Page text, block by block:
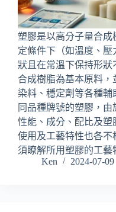
塑膠是以高分子量合
定條件下（如溫度、
狀且在常溫下保持形狀
合成樹脂為基本原料，
染料、穩定劑等各種
同品種牌號的塑膠，
性能、成分、配比及
使用及工藝特性也各
須瞭解所用塑膠的工藝
Ken
2024-07-09